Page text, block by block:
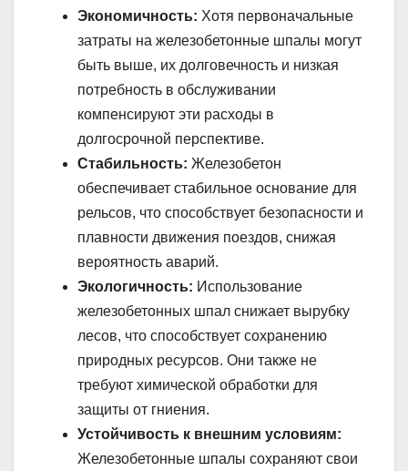
Экономичность: Хотя первоначальные
затраты на железобетонные шпалы могут
быть выше, их долговечность и низкая
потребность в обслуживании
компенсируют эти расходы в
долгосрочной перспективе.
Стабильность: Железобетон
обеспечивает стабильное основание для
рельсов, что способствует безопасности и
плавности движения поездов, снижая
вероятность аварий.
Экологичность: Использование
железобетонных шпал снижает вырубку
лесов, что способствует сохранению
природных ресурсов. Они также не
требуют химической обработки для
защиты от гниения.
Устойчивость к внешним условиям:
Железобетонные шпалы сохраняют свои